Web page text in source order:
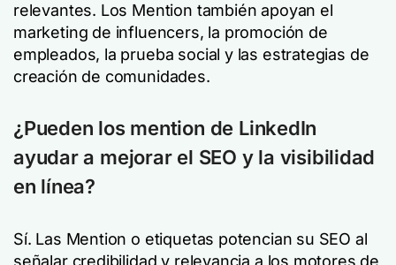
relevantes. Los Mention también apoyan el
marketing de influencers, la promoción de
empleados, la prueba social y las estrategias de
creación de comunidades.
¿Pueden los mention de LinkedIn
ayudar a mejorar el SEO y la visibilidad
en línea?
Sí. Las Mention o etiquetas potencian su SEO al
señalar credibilidad y relevancia a los motores de